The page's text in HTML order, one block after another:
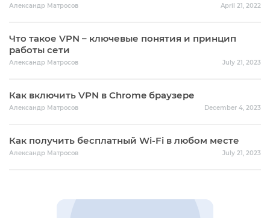
Александр Матросов April 21, 2022
Что такое VPN – ключевые понятия и принцип
работы сети
Александр Матросов July 21, 2023
Как включить VPN в Chrome браузере
Александр Матросов December 4, 2023
Как получить бесплатный Wi-Fi в любом месте
Александр Матросов July 21, 2023